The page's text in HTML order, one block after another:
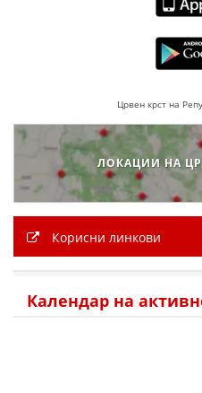
Црвен крст на
ЛОКАЦИИ НА
Корисни линкови
Календар на